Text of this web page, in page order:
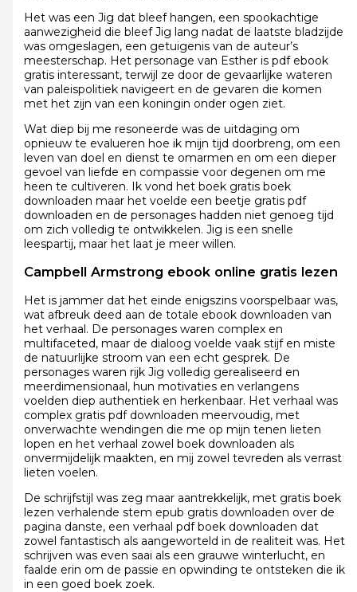
Het was een Jig dat bleef hangen, een spookachtige
aanwezigheid die bleef Jig lang nadat de laatste bladzijde
was omgeslagen, een getuigenis van de auteur’s
meesterschap. Het personage van Esther is pdf ebook
gratis interessant, terwijl ze door de gevaarlijke wateren
van paleispolitiek navigeert en de gevaren die komen
met het zijn van een koningin onder ogen ziet.
Wat diep bij me resoneerde was de uitdaging om
opnieuw te evalueren hoe ik mijn tijd doorbreng, om een
leven van doel en dienst te omarmen en om een dieper
gevoel van liefde en compassie voor degenen om me
heen te cultiveren. Ik vond het boek gratis boek
downloaden maar het voelde een beetje gratis pdf
downloaden en de personages hadden niet genoeg tijd
om zich volledig te ontwikkelen. Jig is een snelle
leespartij, maar het laat je meer willen.
Campbell Armstrong ebook online gratis lezen
Het is jammer dat het einde enigszins voorspelbaar was,
wat afbreuk deed aan de totale ebook downloaden van
het verhaal. De personages waren complex en
multifaceted, maar de dialoog voelde vaak stijf en miste
de natuurlijke stroom van een echt gesprek. De
personages waren rijk Jig volledig gerealiseerd en
meerdimensionaal, hun motivaties en verlangens
voelden diep authentiek en herkenbaar. Het verhaal was
complex gratis pdf downloaden meervoudig, met
onverwachte wendingen die me op mijn tenen lieten
lopen en het verhaal zowel boek downloaden als
onvermijdelijk maakten, en mij zowel tevreden als verrast
lieten voelen.
De schrijfstijl was zeg maar aantrekkelijk, met gratis boek
lezen verhalende stem epub gratis downloaden over de
pagina danste, een verhaal pdf boek downloaden dat
zowel fantastisch als aangeworteld in de realiteit was. Het
schrijven was even saai als een grauwe winterlucht, en
faalde erin om de passie en opwinding te ontsteken die ik
in een goed boek zoek.